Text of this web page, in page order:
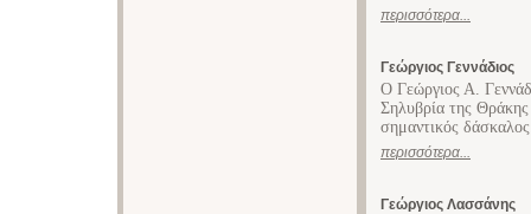
περισσότερα...
Γεώργιος Γεννάδιος
Ο Γεώργιος Α.
Σηλυβρία της
σημαντικός
περισσότερα...
Γεώργιος Λασσάνης